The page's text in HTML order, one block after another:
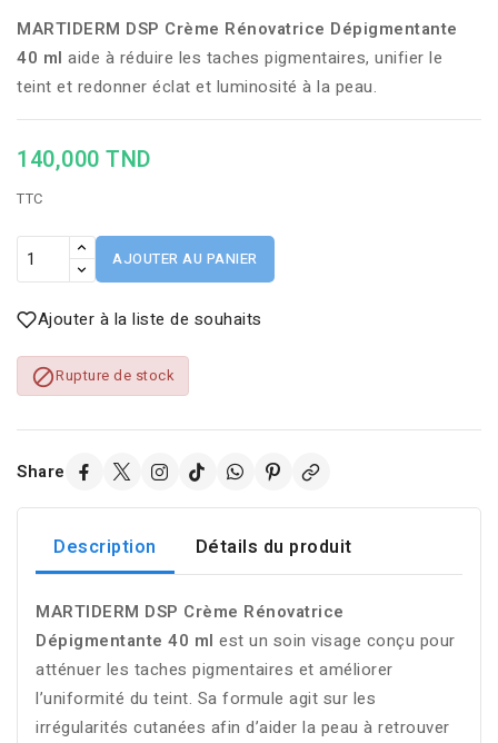
MARTIDERM DSP Crème Rénovatrice Dépigmentante
40 ml aide à réduire les taches pigmentaires, unifier le
teint et redonner éclat et luminosité à la peau.
140,000 TND
TTC
AJOUTER AU PANIER
Ajouter à la liste de souhaits
Rupture de stock
Share
Description Détails du produit
MARTIDERM DSP Crème Rénovatrice
Dépigmentante 40 ml est un soin visage conçu pour
atténuer les taches pigmentaires et améliorer
l’uniformité du teint. Sa formule agit sur les
irrégularités cutanées afin d’aider la peau à retrouver